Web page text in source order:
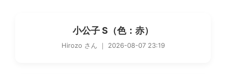
小公子 S（色：赤）
Hirozo さん ｜ 2026-08-07 23:19